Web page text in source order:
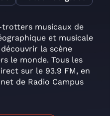
trotters musicaux de
et musicale
la scène
le monde. Tous les
sur le 93.9 FM, en
de Radio Campus